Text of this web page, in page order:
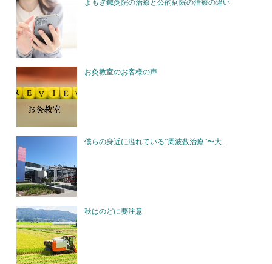
よもぎ鍼灸院の治療と公的病院の治療の違い
お灸教室のお客様の声
僕らの身近に溢れている”周波数治療”〜大...
秋はのどに要注意